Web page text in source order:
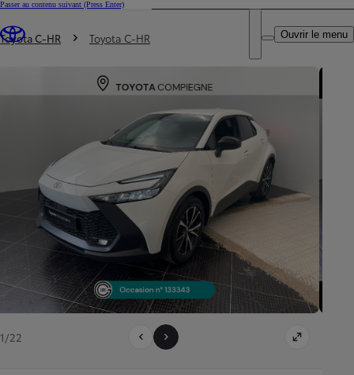
Passer au contenu suivant (Press Enter)
Trouvez un partenaire Toyota
DEALER NAME
Ouvrir le menu
Vous êtes ici
Toyota C-HR Toyota C-HR
1/22